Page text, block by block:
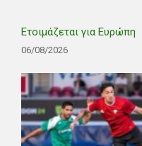
Ετοιμάζεται για Ευρώπη
06/08/2026